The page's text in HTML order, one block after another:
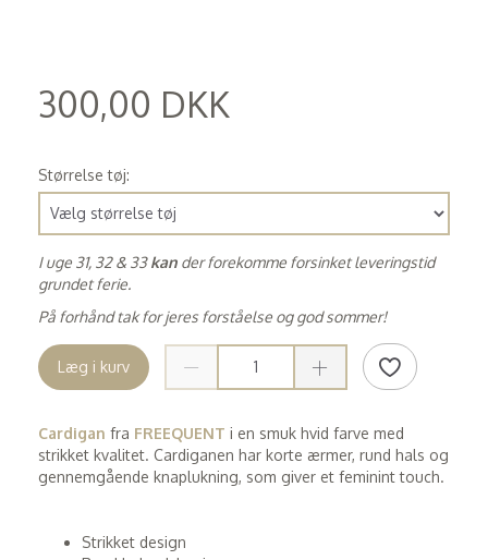
300,00 DKK
Størrelse tøj:
I uge 31, 32 & 33kan der forekomme forsinket leveringstid
grundet ferie.
På forhånd tak for jeres forståelse og god sommer!
Læg i kurv
Cardigan fra FREEQUENT i en smuk hvid farve med
strikket kvalitet. Cardiganen har korte ærmer, rund hals og
gennemgående knaplukning, som giver et feminint touch.
Strikket design